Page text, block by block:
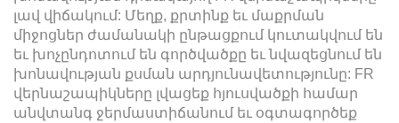
լավ վիճակում: Մեղք, քրտինք եւ մաքրման
միջոցներ ժամանակի ընթացքում կուտակվում են
եւ խոչընդոտում են գործվածքը եւ նվազեցնում են
խոնավության քսման արդյունավետությունը: FR
վերնաշապիկները լվացեք հյուսվածքի համար
անվտանգ ջերմաստիճանում եւ օգտագործեք